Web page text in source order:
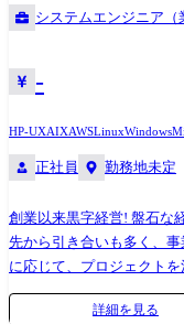
システムエンジニア（
-
HP-UXAIXAWSLinuxWindows
正社員 勤務地未定
創業以来黒字経営! 盤石な経営基盤のもと従業員数は1800人を超え取引
先から引き合いも多く、事業拡
に応じて、プロジェクト
●取引業界 製造メーカー、
計・構築 OS：Windows、
詳細を見る